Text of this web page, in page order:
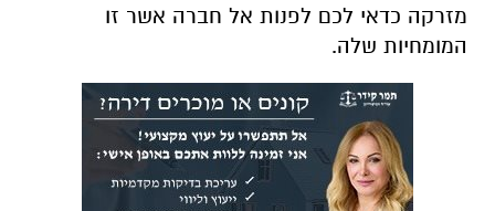
מזרקה כדאי לכם לפנות אל חברה אשר זו
המומחיות שלה.